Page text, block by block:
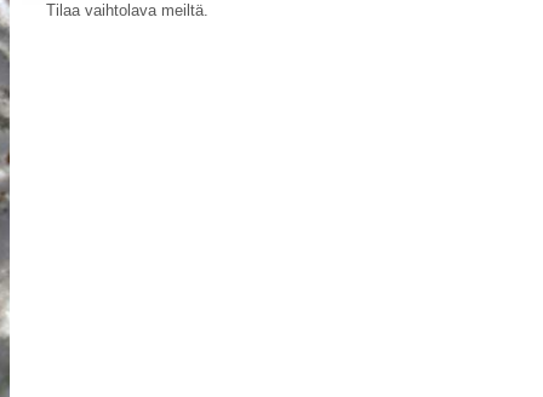
Tilaa vaihtolava meiltä.